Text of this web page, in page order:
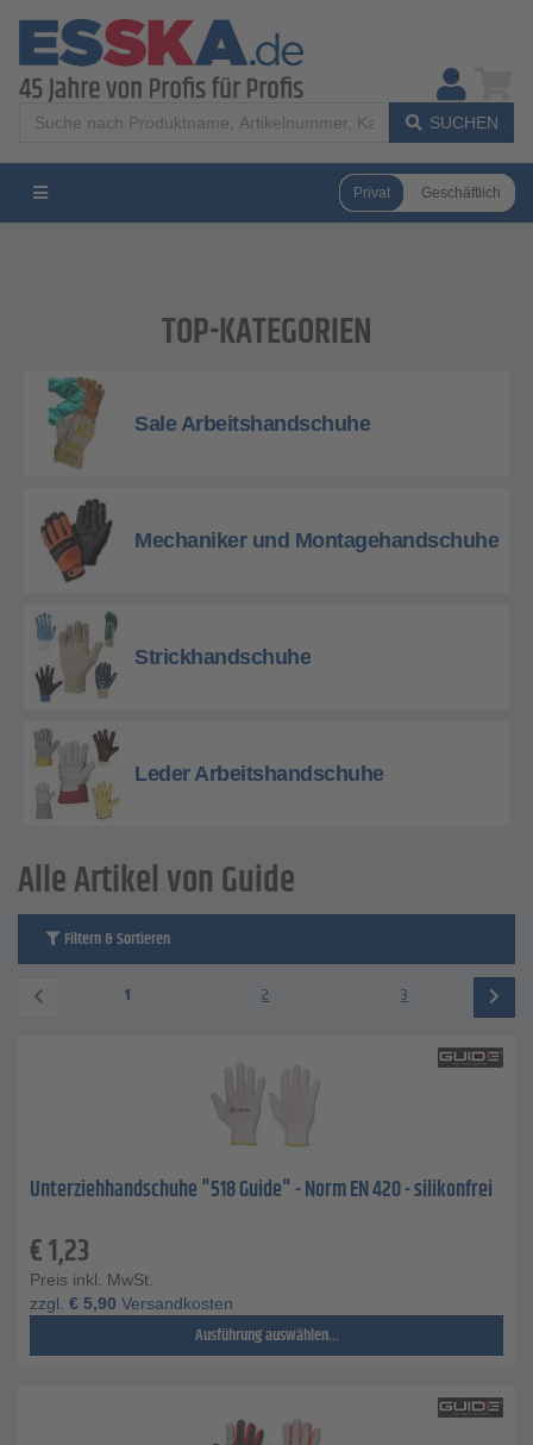
SUCHEN
Privat Geschäftlich
TOP-KATEGORIEN
Sale Arbeitshandschuhe
Mechaniker und Montagehandschuhe
Strickhandschuhe
Leder Arbeitshandschuhe
Alle Artikel von Guide
Filtern & Sortieren
1 2 3
Unterziehhandschuhe "518 Guide" - Norm EN 420 - silikonfrei
€1,23
Preis inkl. MwSt.
zzgl. € 5,90 Versandkosten
Ausführung auswählen...